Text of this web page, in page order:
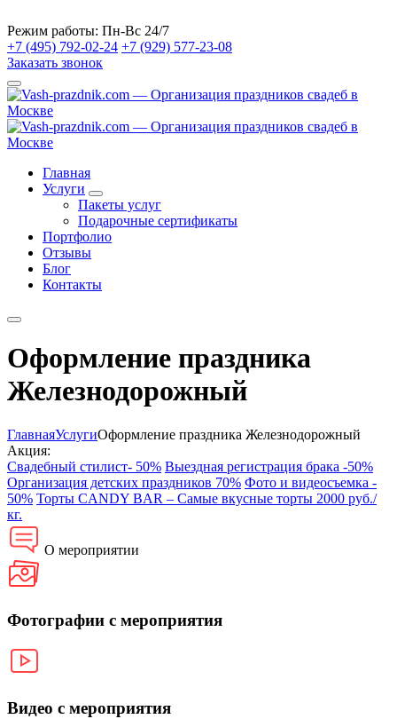
Режим работы: Пн-Вс 24/7
+7 (495) 792-02-24 +7 (929) 577-23-08
Заказать звонок
Главная
Услуги
Пакеты услуг
Подарочные сертификаты
Портфолио
Отзывы
Блог
Контакты
Оформление праздника
Железнодорожный
ГлавнаяУслугиОформление праздника Железнодорожный
Акция:
Свадебный стилист- 50% Выездная регистрация брака -50%
Организация детских праздников 70% Фото и видеосъемка -
50% Торты CANDY BAR – Самые вкусные торты 2000 руб./
кг.
О мероприятии
Фотографии с мероприятия
Видео с мероприятия